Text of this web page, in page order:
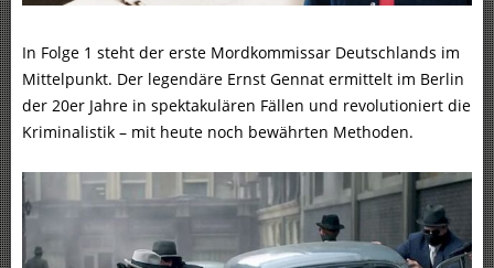
In Folge 1 steht der erste Mordkommissar Deutschlands im
Mittelpunkt. Der legendäre Ernst Gennat ermittelt im Berlin
der 20er Jahre in spektakulären Fällen und revolutioniert die
Kriminalistik – mit heute noch bewährten Methoden.